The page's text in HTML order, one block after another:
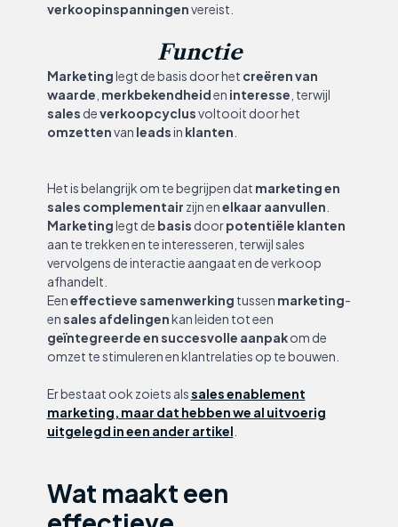
verkoopinspanningenvereist.
Functie
Marketinglegt de basis door het creëren van
waarde merkbekendheiden interesse , terwijl
sales deverkoopcyclusvoltooit door het
omzettenvan leadsin klanten
Het is belangrijk om te begrijpen dat marketing en
sales complementair zijn enelkaar aanvullen
Marketinglegt de basis doorpotentiële klanten
aan te trekken en te interesseren, terwijl sales
vervolgens de interactie aangaat en de verkoop
afhandelt.
Eeneffectieve samenwerking tussen marketing-
ensales afdelingenkan leiden tot een
geïntegreerde en succesvolle aanpakom de
omzet te stimuleren en klantrelaties op te bouwen.
Er bestaat ook zoiets alssales enablement
marketing, maar dat hebben we al uitvoerig
uitgelegd in een ander artikel
Wat maakt een